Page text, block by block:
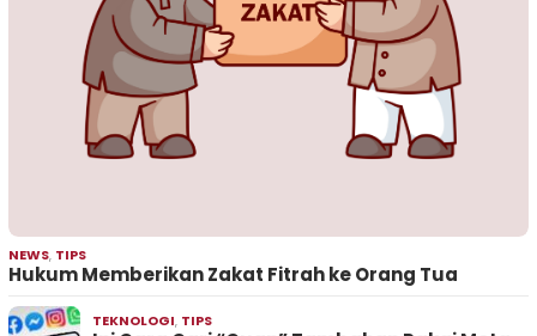
NEWS, TIPS
Hukum Memberikan Zakat Fitrah ke Orang Tua
TEKNOLOGI, TIPS